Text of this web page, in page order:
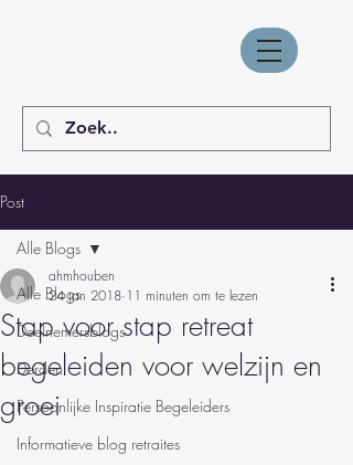
Post
Alle Blogs
Deelnemersblogs
Derden
Persoonlijke Inspiratie Begeleiders
Informatieve blog retraites
Alle Blogs
Stap voor stap retreat
begeleiden voor welzijn en
groei
ahmhouben
24 jan 2018 11 minuten om te lezen